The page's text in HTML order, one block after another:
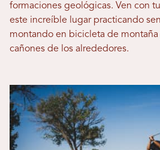
formaciones geológicas. Ven con
este increíble lugar practicando
montando en bicicleta de
cañones de los alrededores.